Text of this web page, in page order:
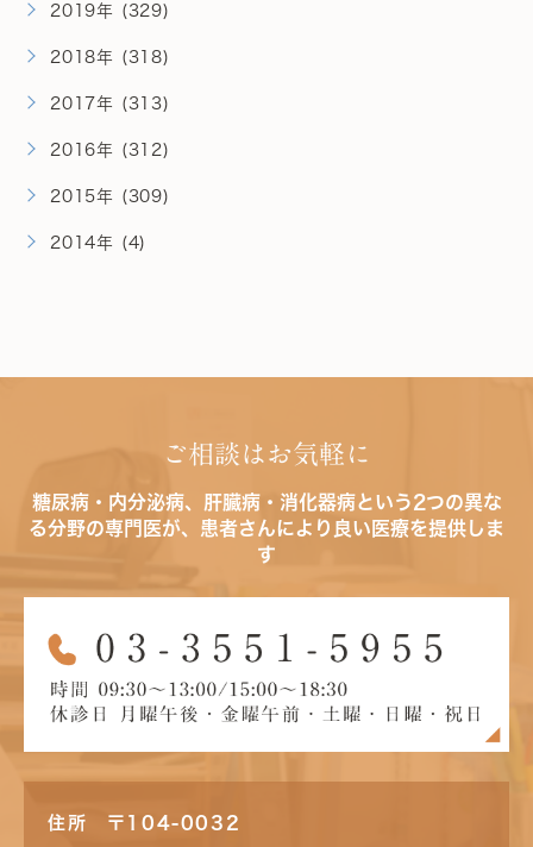
2019年 (329)
2018年 (318)
2017年 (313)
2016年 (312)
2015年 (309)
2014年 (4)
ご相談はお気軽に
糖尿病・内分泌病、肝臓病・消化器病という2つの異な
る分野の専門医が、患者さんにより良い医療を提供しま
す
住所 〒104-0032